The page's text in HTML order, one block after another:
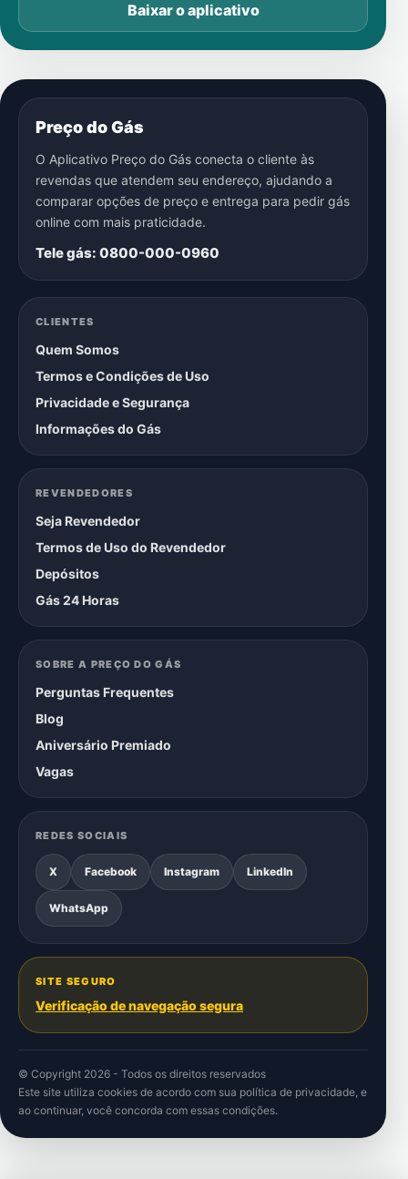
Baixar o aplicativo
Preço do Gás
O Aplicativo Preço do Gás conecta o cliente às
revendas que atendem seu endereço, ajudando a
comparar opções de preço e entrega para pedir gás
online com mais praticidade.
Tele gás: 0800-000-0960
CLIENTES
Quem Somos
Termos e Condições de Uso
Privacidade e Segurança
Informações do Gás
REVENDEDORES
Seja Revendedor
Termos de Uso do Revendedor
Depósitos
Gás 24 Horas
SOBRE A PREÇO DO GÁS
Perguntas Frequentes
Blog
Aniversário Premiado
Vagas
REDES SOCIAIS
X Facebook Instagram LinkedIn
WhatsApp
SITE SEGURO
Verificação de navegação segura
© Copyright 2026 - Todos os direitos reservados
Este site utiliza cookies de acordo com sua política de privacidade, e
ao continuar, você concorda com essas condições.